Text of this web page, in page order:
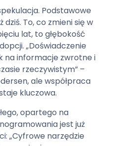
Podstawowe
To, co zmieni się w
lat, to głębokość
„Doświadczenie
na informacje zwrotne i
rzeczywistym” –
ale współpraca
kluczowa.
opartego na
jest już
„Cyfrowe narzędzie